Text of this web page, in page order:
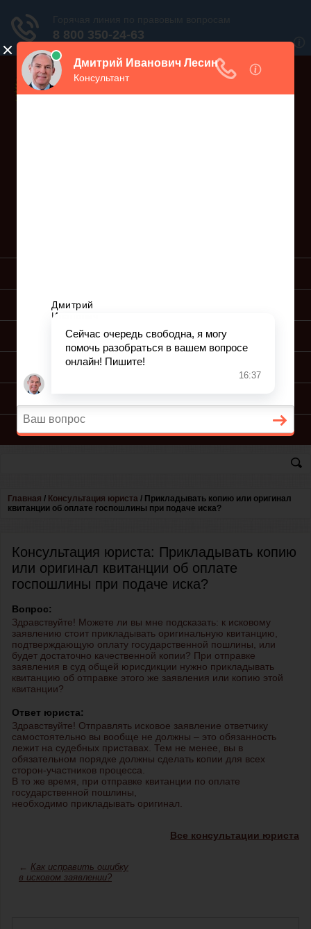
ПОДГОТОВКА ИСКА
ПОДАЧА ИСКА
КОНСУЛЬТАЦИЯ ЮРИСТА
Главная / Консультация юриста / Прикладывать копию или оригинал
квитанции об оплате госпошлины при подаче иска?
Консультация юриста: Прикладывать копию
или оригинал квитанции об оплате
госпошлины при подаче иска?
Вопрос:
Здравствуйте! Можете ли вы мне подсказать: к исковому
заявлению стоит прикладывать оригинальную квитанцию,
подтверждающую оплату государственной пошлины, или
будет достаточно качественной копии? При отправке
заявления в суд общей юрисдикции нужно прикладывать
квитанцию об отправке этого же заявления или копию этой
квитанции?
Ответ юриста:
Здравствуйте! Отправлять исковое заявление ответчику
самостоятельно вы вообще не должны – это обязанность
лежит на судебных приставах. Тем не менее, вы в
обязательном порядке должны сделать копии для всех
сторон-участников процесса.
В то же время, при отправке квитанции по оплате
государственной пошлины,
необходимо прикладывать оригинал.
Все консультации юриста
← Как исправить ошибку
в исковом заявлении?